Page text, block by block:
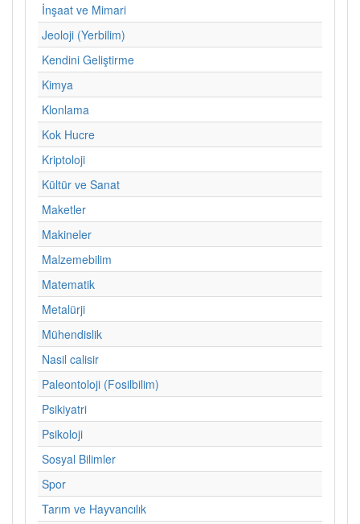
İnşaat ve Mimari
Jeoloji (Yerbilim)
Kendini Geliştirme
Kimya
Klonlama
Kok Hucre
Kriptoloji
Kültür ve Sanat
Maketler
Makineler
Malzemebilim
Matematik
Metalürji
Mühendislik
Nasil calisir
Paleontoloji (Fosilbilim)
Psikiyatri
Psikoloji
Sosyal Bilimler
Spor
Tarım ve Hayvancılık